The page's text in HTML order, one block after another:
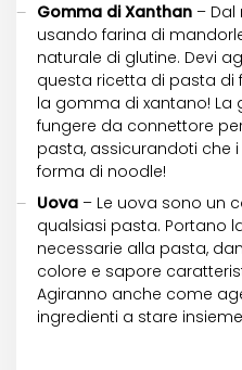
Gomma di Xanthan –
usando farina di
naturale di glutine. Devi
questa ricetta di pasta di
la gomma di xantano!
fungere da connettore
pasta, assicurandoti che
forma di noodle!
Uova – Le uova sono un
qualsiasi pasta. Portano
necessarie alla pasta,
colore e sapore
Agiranno anche come
ingredienti a stare